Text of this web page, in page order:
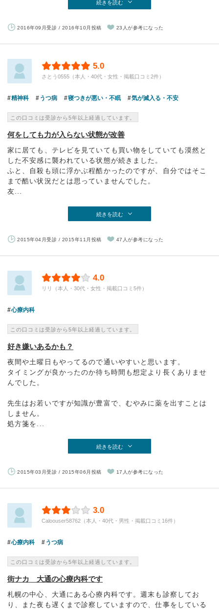
続きを読む
2016年09月受診 / 2016年10月投稿 23人が参考になった
5.0
さとう0555（本人・40代・女性・掲載口コミ2件）
精神科 うつ病 寝つきが悪い・不眠 気が滅入る・不安
この口コミは受診から5年以上経過しています。
何をしても力が入らない状態が改善
家に居ても、テレビを見ていても買い物をしていても漠然と
した不安感に襲われている状態が続きました。
ふと、自殺も頭に浮かぶ程酷かったのですが、自分ではそこ
まで酷い状況だとは思っていませんでした。
友...
続きを読む
2015年04月受診 / 2015年11月投稿 47人が参考になった
4.0
リリ（本人・30代・女性・掲載口コミ5件）
心療内科
この口コミは受診から5年以上経過しています。
好き嫌いあるかも？
夜間や土曜日もやってるので通いやすいと思います。
タイミングが良かったのか待ち時間も想定より長くありませ
んでした。
先生はお若いですが知識が豊富で、むやみに薬を出すことは
しません。
処方箋を...
続きを読む
2015年03月受診 / 2015年06月投稿 17人が参考になった
3.0
Caloouser58762（本人・40代・男性・掲載口コミ16件）
心療内科 うつ病
この口コミは受診から5年以上経過しています。
街ナカ 大通の心療内科です
札幌の中心、大通にある心療内科です。週末も診察してお
り、また夜も遅くまで診察していますので、仕事をしている